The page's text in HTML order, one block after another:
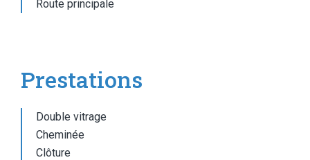
Route principale
Prestations
Double vitrage
Cheminée
Clôture